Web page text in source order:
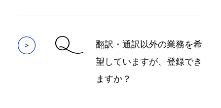
Q
翻訳・通訳以外の業務を希
望していますが、登録でき
ますか？